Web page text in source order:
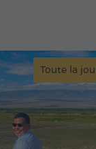
Toute la